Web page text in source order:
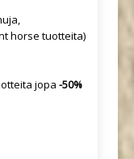
horse tuotteita)
jopa -50%